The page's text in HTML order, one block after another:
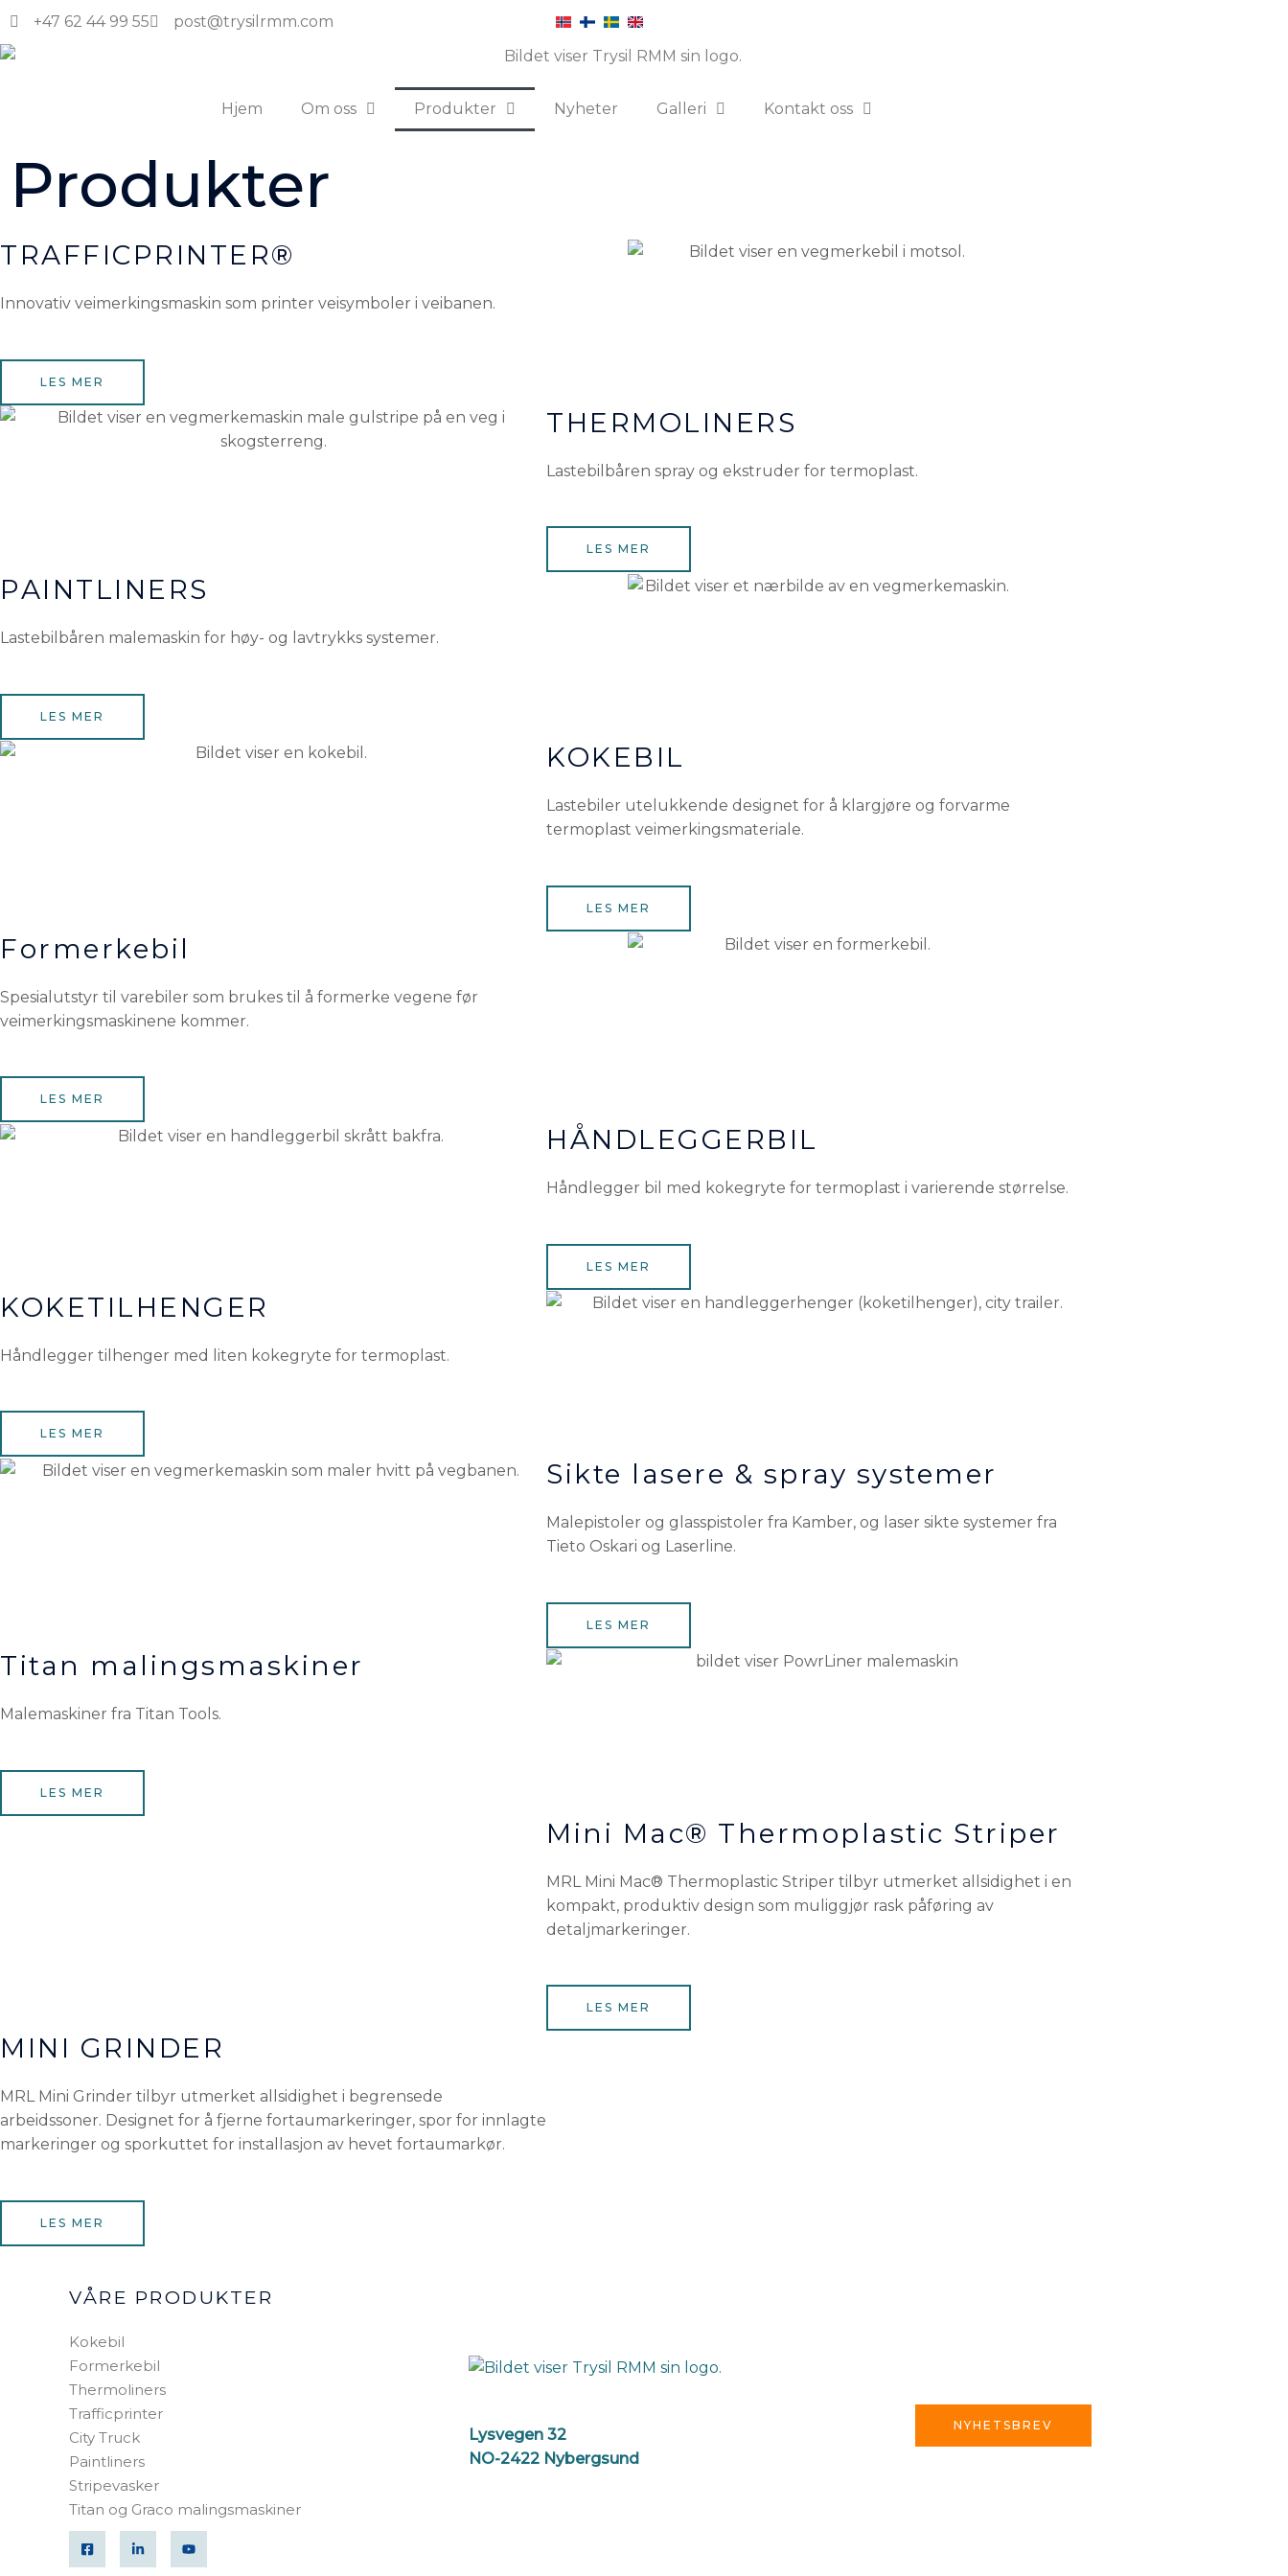
Hopp
til
+47 62 44 99 55 post@trysilrmm.com
Hjem Om oss Produkter Nyheter Galleri Kontakt oss
Produkter
TRAFFICPRINTER®
Innovativ veimerkingsmaskin som printer veisymboler i veibanen.
LES MER
THERMOLINERS
Lastebilbåren spray og ekstruder for termoplast.
LES MER
PAINTLINERS
Lastebilbåren malemaskin for høy- og lavtrykks systemer.
LES MER
KOKEBIL
Lastebiler utelukkende designet for å klargjøre og forvarme
termoplast veimerkingsmateriale.
LES MER
Formerkebil
Spesialutstyr til varebiler som brukes til å formerke vegene før
veimerkingsmaskinene kommer.
LES MER
HÅNDLEGGERBIL
Håndlegger bil med kokegryte for termoplast i varierende størrelse.
LES MER
KOKETILHENGER
Håndlegger tilhenger med liten kokegryte for termoplast.
LES MER
Sikte lasere & spray systemer
Malepistoler og glasspistoler fra Kamber, og laser sikte systemer fra
Tieto Oskari og Laserline.
LES MER
Titan malingsmaskiner
Malemaskiner fra Titan Tools.
LES MER
Mini Mac® Thermoplastic Striper
MRL Mini Mac® Thermoplastic Striper tilbyr utmerket allsidighet i en
kompakt, produktiv design som muliggjør rask påføring av
detaljmarkeringer.
LES MER
MINI GRINDER
MRL Mini Grinder tilbyr utmerket allsidighet i begrensede
arbeidssoner. Designet for å fjerne fortaumarkeringer, spor for innlagte
markeringer og sporkuttet for installasjon av hevet fortaumarkør.
LES MER
VÅRE PRODUKTER
Kokebil
Formerkebil
Thermoliners
Trafficprinter
City Truck
Paintliners
Stripevasker
Titan og Graco malingsmaskiner
Lysvegen 32
NO-2422 Nybergsund
NYHETSBREV